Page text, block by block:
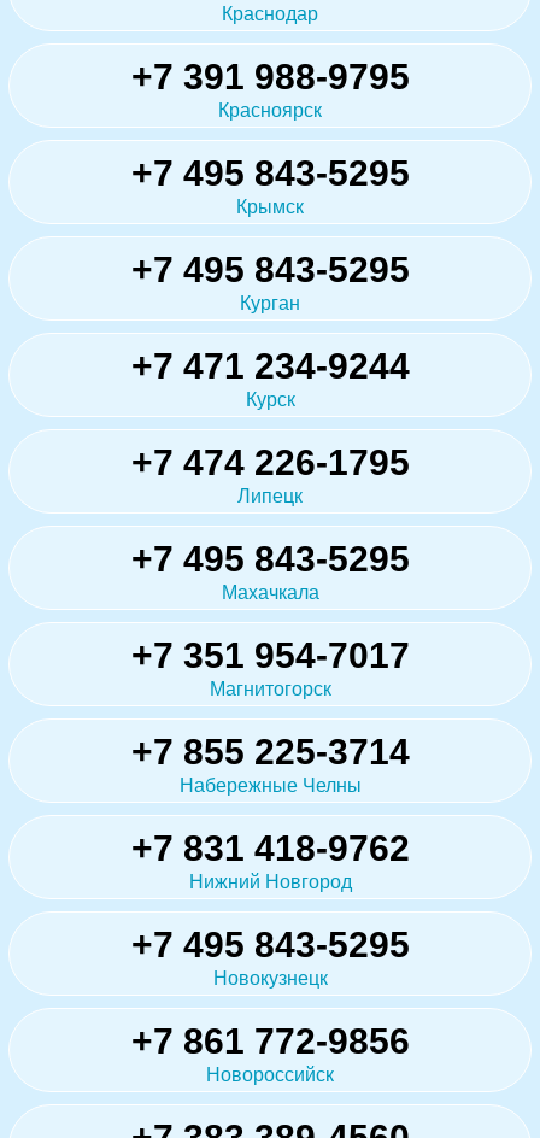
Краснодар
+7 391 988-9795
Красноярск
+7 495 843-5295
Крымск
+7 495 843-5295
Курган
+7 471 234-9244
Курск
+7 474 226-1795
Липецк
+7 495 843-5295
Махачкала
+7 351 954-7017
Магнитогорск
+7 855 225-3714
Набережные Челны
+7 831 418-9762
Нижний Новгород
+7 495 843-5295
Новокузнецк
+7 861 772-9856
Новороссийск